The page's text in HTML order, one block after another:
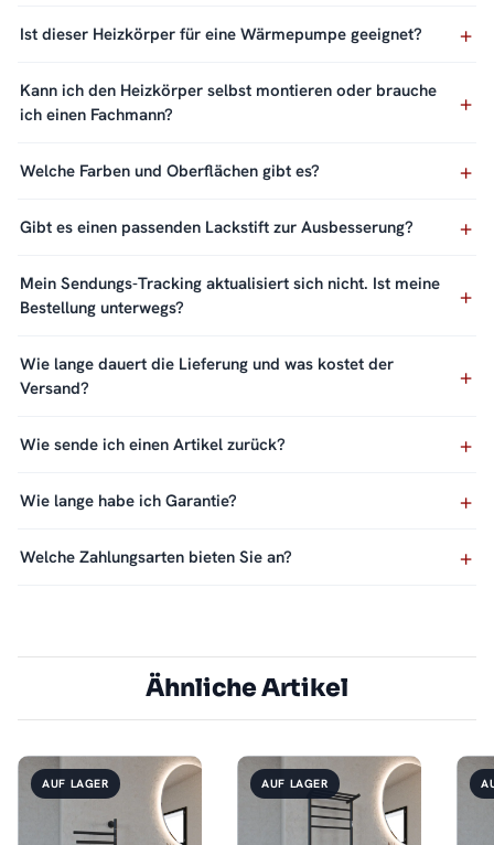
Ist dieser Heizkörper für eine Wärmepumpe geeignet?
Kann ich den Heizkörper selbst montieren oder brauche
ich einen Fachmann?
Welche Farben und Oberflächen gibt es?
Gibt es einen passenden Lackstift zur Ausbesserung?
Mein Sendungs-Tracking aktualisiert sich nicht. Ist meine
Bestellung unterwegs?
Wie lange dauert die Lieferung und was kostet der
Versand?
Wie sende ich einen Artikel zurück?
Wie lange habe ich Garantie?
Welche Zahlungsarten bieten Sie an?
Ähnliche Artikel
AUF LAGER AUF LAGER